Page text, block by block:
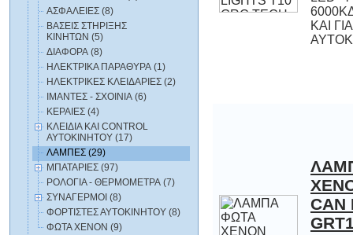
ΑΣΦΑΛΕΙΕΣ (8)
ΒΑΣΕΙΣ ΣΤΗΡΙΞΗΣ
ΚΙΝΗΤΩΝ (5)
ΔΙΑΦΟΡΑ (8)
ΗΛΕΚΤΡΙΚΑ ΠΑΡΑΘΥΡΑ (1)
ΗΛΕΚΤΡΙΚΕΣ ΚΛΕΙΔΑΡΙΕΣ (2)
ΙΜΑΝΤΕΣ - ΣΧΟΙΝΙΑ (6)
ΚΕΡΑΙΕΣ (4)
ΚΛΕΙΔΙΑ ΚΑΙ CONTROL
ΑΥΤΟΚΙΝΗΤΟΥ (17)
ΛΑΜΠΕΣ (29)
ΜΠΑΤΑΡΙΕΣ (97)
ΡΟΛΟΓΙΑ - ΘΕΡΜΟΜΕΤΡΑ (7)
ΣΥΝΑΓΕΡΜΟΙ (8)
ΦΟΡΤΙΣΤΕΣ ΑΥΤΟΚΙΝΗΤΟΥ (8)
ΦΩΤΑ XENON (9)
CAN